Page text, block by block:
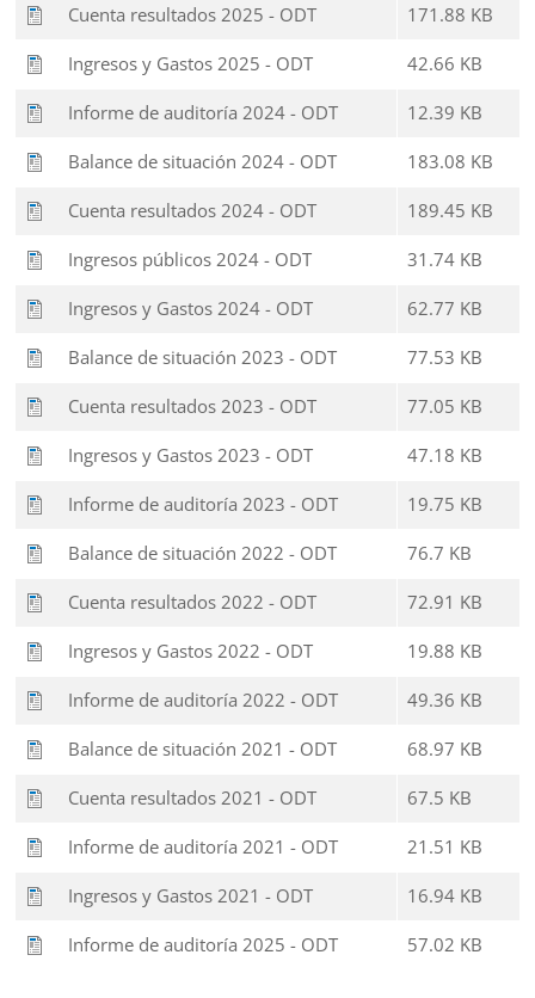
Cuenta resultados 2025 - ODT 171.88 KB
Ingresos y Gastos 2025 - ODT 42.66 KB
Informe de auditoría 2024 - ODT 12.39 KB
Balance de situación 2024 - ODT 183.08 KB
Cuenta resultados 2024 - ODT 189.45 KB
Ingresos públicos 2024 - ODT 31.74 KB
Ingresos y Gastos 2024 - ODT 62.77 KB
Balance de situación 2023 - ODT 77.53 KB
Cuenta resultados 2023 - ODT 77.05 KB
Ingresos y Gastos 2023 - ODT 47.18 KB
Informe de auditoría 2023 - ODT 19.75 KB
Balance de situación 2022 - ODT 76.7 KB
Cuenta resultados 2022 - ODT 72.91 KB
Ingresos y Gastos 2022 - ODT 19.88 KB
Informe de auditoría 2022 - ODT 49.36 KB
Balance de situación 2021 - ODT 68.97 KB
Cuenta resultados 2021 - ODT 67.5 KB
Informe de auditoría 2021 - ODT 21.51 KB
Ingresos y Gastos 2021 - ODT 16.94 KB
Informe de auditoría 2025 - ODT 57.02 KB